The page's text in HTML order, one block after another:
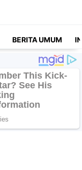
BERITA UMUM